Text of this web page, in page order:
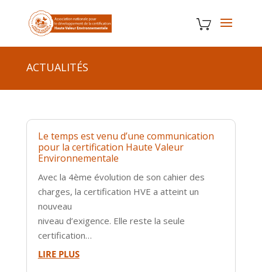
ACTUALITÉS
Le temps est venu d’une communication
pour la certification Haute Valeur
Environnementale
Avec la 4ème évolution de son cahier des
charges, la certification HVE a atteint un
nouveau
niveau d’exigence. Elle reste la seule
certification…
LIRE PLUS